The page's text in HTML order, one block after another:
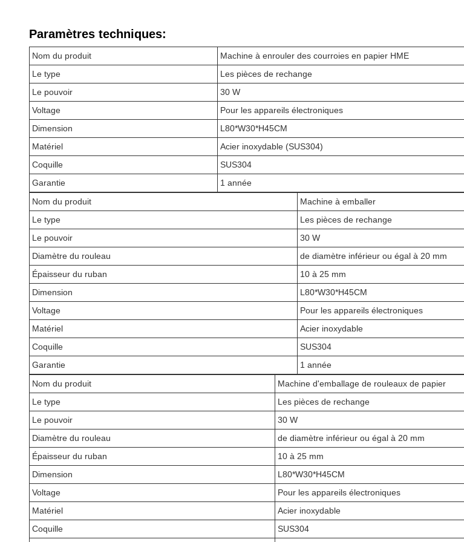
Paramètres techniques:
Nom du produit
Machine à enrouler des courroies en papier HME
Le type
Les pièces de rechange
Le pouvoir
30 W
Voltage
Pour les appareils électroniques
Dimension
L80*W30*H45CM
Matériel
Acier inoxydable (SUS304)
Coquille
SUS304
Garantie
1 année
Nom du produit
Machine à emballer
Le type
Les pièces de rechange
Le pouvoir
30 W
Diamètre du rouleau
de diamètre inférieur ou égal à 20 mm
Épaisseur du ruban
10 à 25 mm
Dimension
L80*W30*H45CM
Voltage
Pour les appareils électroniques
Matériel
Acier inoxydable
Coquille
SUS304
Garantie
1 année
Nom du produit
Machine d'emballage de rouleaux de papier
Le type
Les pièces de rechange
Le pouvoir
30 W
Diamètre du rouleau
de diamètre inférieur ou égal à 20 mm
Épaisseur du ruban
10 à 25 mm
Dimension
L80*W30*H45CM
Voltage
Pour les appareils électroniques
Matériel
Acier inoxydable
Coquille
SUS304